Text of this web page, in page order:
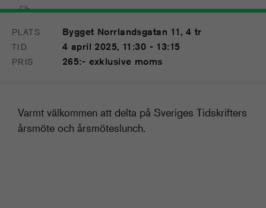
4
APR
PLATS Bygget Norrlandsgatan 11, 4 tr
TID 4 april 2025, 11:30 - 13:15
PRIS 265:- exklusive moms
Varmt välkommen att delta på Sveriges Tidskrifters
årsmöte och årsmöteslunch.